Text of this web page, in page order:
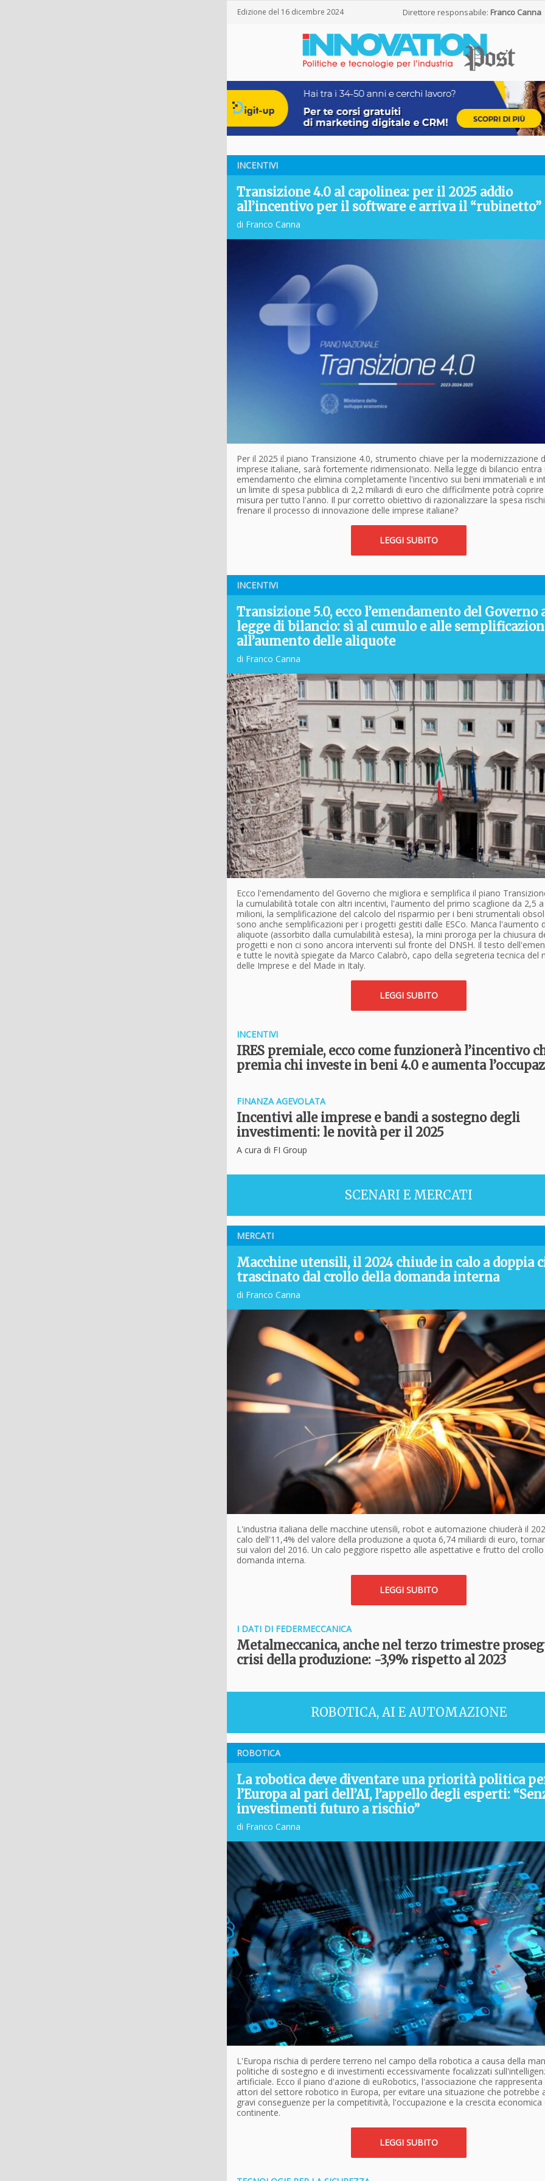
Edizione del 16 dicembre 2024 Direttore responsabile: Franco Canna
INCENTIVI
Transizione 4.0 al capolinea: per il 2025 addio
all’incentivo per il software e arriva il “rubinetto”
di Franco Canna
Per il 2025 il piano Transizione 4.0, strumento chiave per la modernizzazione
imprese italiane, sarà fortemente ridimensionato. Nella legge di bilancio entra
emendamento che elimina completamente l'incentivo sui beni immateriali e
un limite di spesa pubblica di 2,2 miliardi di euro che difficilmente potrà
misura per tutto l'anno. Il pur corretto obiettivo di razionalizzare la spesa
frenare il processo di innovazione delle imprese italiane?
LEGGI SUBITO
INCENTIVI
Transizione 5.0, ecco l’emendamento del Governo
legge di bilancio: sì al cumulo e alle
all’aumento delle aliquote
di Franco Canna
Ecco l'emendamento del Governo che migliora e semplifica il piano
la cumulabilità totale con altri incentivi, l'aumento del primo scaglione da 2,5
milioni, la semplificazione del calcolo del risparmio per i beni strumentali
sono anche semplificazioni per i progetti gestiti dalle ESCo. Manca l'aumento
aliquote (assorbito dalla cumulabilità estesa), la mini proroga per la chiusura
progetti e non ci sono ancora interventi sul fronte del DNSH. Il testo
e tutte le novità spiegate da Marco Calabrò, capo della segreteria tecnica del
delle Imprese e del Made in Italy.
LEGGI SUBITO
INCENTIVI
IRES premiale, ecco come funzionerà l’incentivo
premia chi investe in beni 4.0 e aumenta
FINANZA AGEVOLATA
Incentivi alle imprese e bandi a sostegno degli
investimenti: le novità per il 2025
A cura di FI Group
SCENARI E MERCATI
MERCATI
Macchine utensili, il 2024 chiude in calo a doppia
trascinato dal crollo della domanda interna
di Franco Canna
L'industria italiana delle macchine utensili, robot e automazione chiuderà il
calo dell'11,4% del valore della produzione a quota 6,74 miliardi di euro,
sui valori del 2016. Un calo peggiore rispetto alle aspettative e frutto del
domanda interna.
LEGGI SUBITO
I DATI DI FEDERMECCANICA
Metalmeccanica, anche nel terzo trimestre
crisi della produzione: -3,9% rispetto al 2023
ROBOTICA, AI E AUTOMAZIONE
ROBOTICA
La robotica deve diventare una priorità politica
l’Europa al pari dell’AI, l’appello degli esperti:
investimenti futuro a rischio”
di Franco Canna
L'Europa rischia di perdere terreno nel campo della robotica a causa della
politiche di sostegno e di investimenti eccessivamente focalizzati
artificiale. Ecco il piano d'azione di euRobotics, l'associazione che
attori del settore robotico in Europa, per evitare una situazione che potrebbe
gravi conseguenze per la competitività, l'occupazione e la crescita economica
continente.
LEGGI SUBITO